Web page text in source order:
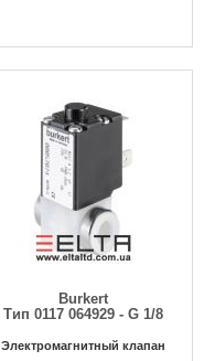
Burkert
Тип 0117 064929 - G 1/8
Электромагнитный клапан